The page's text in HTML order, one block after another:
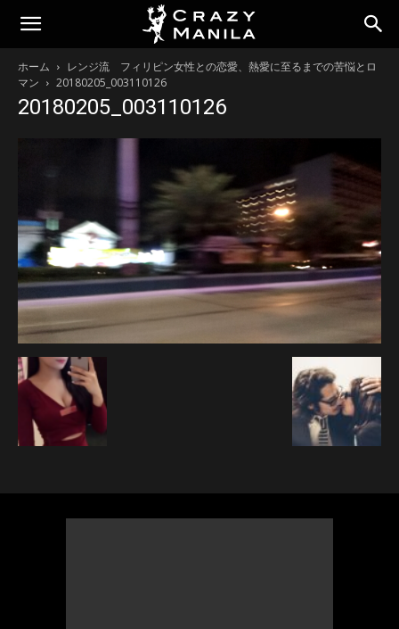
ホーム
レンジ流 フィリピン女性との恋愛、熱愛に至るまでの苦悩とロ
マン
20180205_003110126
20180205_003110126